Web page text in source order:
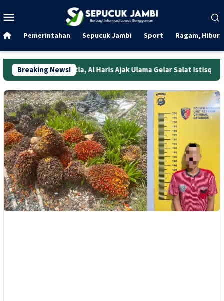
ke
Mobile
Pemerintahan Sepucuk Jambi Sport Ragam,
Breaking News!
Karhutla, Al Haris Ajak Ulama Gelar Salat Istisqa